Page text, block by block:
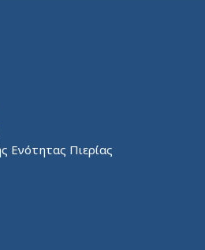
Ενότητας Πιερίας